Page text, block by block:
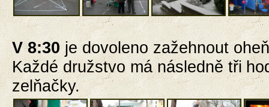
V 8:30je dovolenozažehnout
Každé družstvo má následně tři
zelňačky.